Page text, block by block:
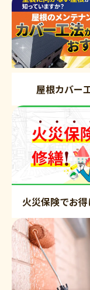
屋根カバー
火災保険でお